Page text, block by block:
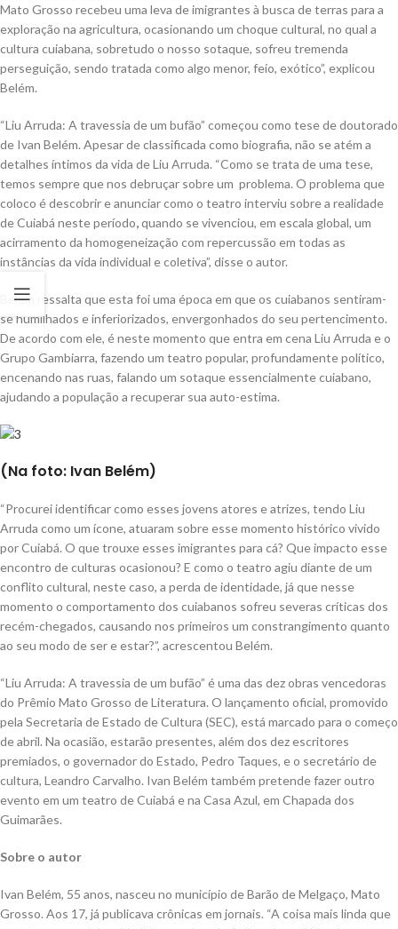
Mato Grosso recebeu uma leva de imigrantes à busca de terras para a
exploração na agricultura, ocasionando um choque cultural, no qual a
cultura cuiabana, sobretudo o nosso sotaque, sofreu tremenda
perseguição, sendo tratada como algo menor, feio, exótico”, explicou
Belém.
“Liu Arruda: A travessia de um bufão” começou como tese de doutorado
de Ivan Belém. Apesar de classificada como biografia, não se atém a
detalhes íntimos da vida de Liu Arruda. “Como se trata de uma tese,
temos sempre que nos debruçar sobre um problema. O problema que
coloco é descobrir e anunciar como o teatro interviu sobre a realidade
de Cuiabá neste período,quando se vivenciou, em escala global, um
acirramento da homogeneização com repercussão em todas as
instâncias da vida individual e coletiva”, disse o autor.
Belém ressalta que esta foi uma época em que os cuiabanos sentiram-
se humilhados e inferiorizados, envergonhados do seu pertencimento.
De acordo com ele, é neste momento que entra em cena Liu Arruda e o
Grupo Gambiarra, fazendo um teatro popular, profundamente político,
encenando nas ruas, falando um sotaque essencialmente cuiabano,
ajudando a população a recuperar sua auto-estima.
(Na foto: Ivan Belém)
“Procurei identificar como esses jovens atores e atrizes, tendo Liu
Arruda como um ícone, atuaram sobre esse momento histórico vivido
por Cuiabá. O que trouxe esses imigrantes para cá? Que impacto esse
encontro de culturas ocasionou? E como o teatro agiu diante de um
conflito cultural, neste caso, a perda de identidade, já que nesse
momento o comportamento dos cuiabanos sofreu severas críticas dos
recém-chegados, causando nos primeiros um constrangimento quanto
ao seu modo de ser e estar?”, acrescentou Belém.
“Liu Arruda: A travessia de um bufão” é uma das dez obras vencedoras
do Prêmio Mato Grosso de Literatura. O lançamento oficial, promovido
pela Secretaria de Estado de Cultura (SEC), está marcado para o começo
de abril. Na ocasião, estarão presentes, além dos dez escritores
premiados, o governador do Estado, Pedro Taques, e o secretário de
cultura, Leandro Carvalho. Ivan Belém também pretende fazer outro
evento em um teatro de Cuiabá e na Casa Azul, em Chapada dos
Guimarães.
Sobre o autor
Ivan Belém, 55 anos, nasceu no município de Barão de Melgaço, Mato
Grosso. Aos 17, já publicava crônicas em jornais. “A coisa mais linda que